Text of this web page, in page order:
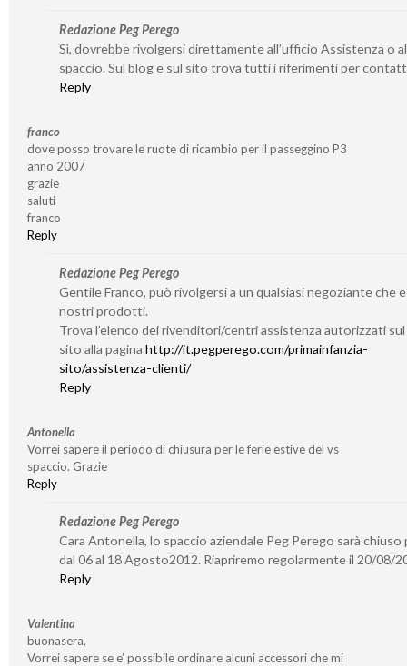
Redazione Peg Perego
Sì, dovrebbe rivolgersi direttamente all’ufficio Assistenza o
spaccio. Sul blog e sul sito trova tutti i riferimenti per
Reply
franco
dove posso trovare le ruote di ricambio per il passeggino P3
anno 2007
grazie
saluti
franco
Reply
Redazione Peg Perego
Gentile Franco, può rivolgersi a un qualsiasi negoziante che
nostri prodotti.
Trova l’elenco dei rivenditori/centri assistenza autorizzati
sito alla pagina http://it.pegperego.com/primainfanzia-
sito/assistenza-clienti/
Reply
Antonella
Vorrei sapere il periodo di chiusura per le ferie estive del vs
spaccio. Grazie
Reply
Redazione Peg Perego
Cara Antonella, lo spaccio aziendale Peg Perego sarà chiuso
dal 06 al 18 Agosto2012. Riapriremo regolarmente il 20/08/
Reply
Valentina
buonasera,
Vorrei sapere se e’ possibile ordinare alcuni accessori che mi